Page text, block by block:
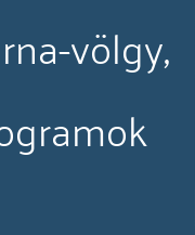
völgy,